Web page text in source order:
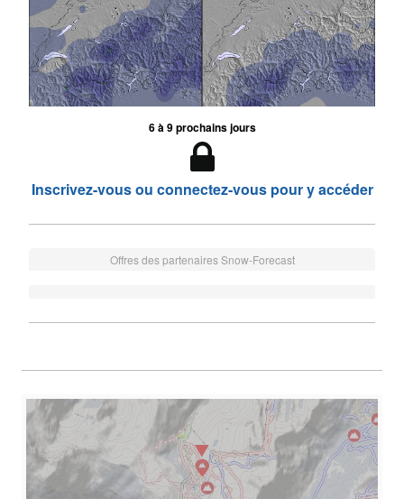
6 à 9 prochains jours
Inscrivez-vous ou connectez-vous pour y accéder
Offres des partenaires Snow-Forecast